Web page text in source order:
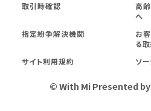
取引時確認
高
へ
指定紛争解決機関
お
る
サイト利用規約
ソ
© With Mi Presented